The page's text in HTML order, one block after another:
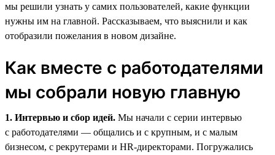
мы решили узнать у самих пользователей, какие функции
нужны им на главной. Рассказываем, что выяснили и как
отобразили пожелания в новом дизайне.
Как вместе с работодателями
мы собрали новую главную
1. Интервью и сбор идей. Мы начали с серии интервью
с работодателями — общались и с крупным, и с малым
бизнесом, с рекрутерами и HR-директорами. Погружались